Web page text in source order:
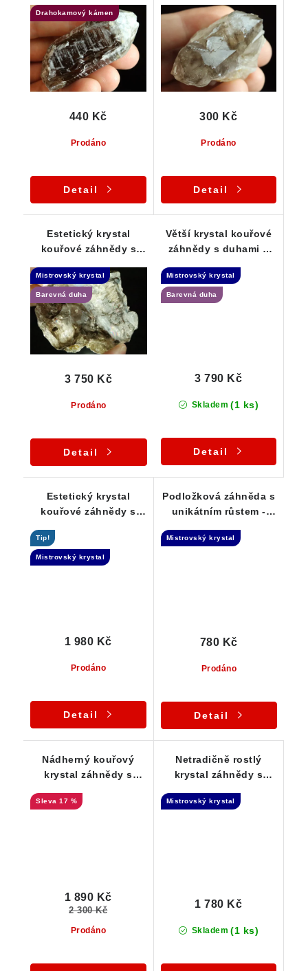
křemene
Drahokamový kámen
Prodáno
440 Kč
Detail
Prodáno
300 Kč
Detail
Estetický krystal
kouřové záhnědy s
okny - Elestial
Mistrovský krystal
Barevná duha
Prodáno
3 750 Kč
Detail
Větší krystal kouřové
záhnědy s duhami a
Elestial
Mistrovský krystal
Barevná duha
Skladem (1 ks)
3 790 Kč
Detail
Estetický krystal
kouřové záhnědy s
Tip!
Mistrovský krystal
Prodáno
1 980 Kč
Detail
Podložková záhněda s
unikátním růstem -
Mistrovský krystal
Prodáno
780 Kč
Detail
Nádherný kouřový
krystal záhnědy s
17 %
Prodáno
1 890 Kč
2 300 Kč
Netradičně rostlý
krystal záhnědy s
Samoléčitel
Mistrovský krystal
Skladem (1 ks)
1 780 Kč